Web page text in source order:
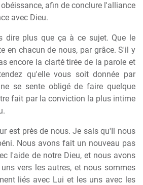
afin de conclure l'alliance
avec Dieu.
dire plus que ça à ce sujet. Que le
en chacun de nous, par grâce. S'il y
encore la clarté tirée de la parole et
qu'elle vous soit donnée par
se sente obligé de faire quelque
fait par la conviction la plus intime
est près de nous. Je sais qu'Il nous
Nous avons fait un nouveau pas
l'aide de notre Dieu, et nous avons
vers les autres, et nous sommes
liés avec Lui et les uns avec les